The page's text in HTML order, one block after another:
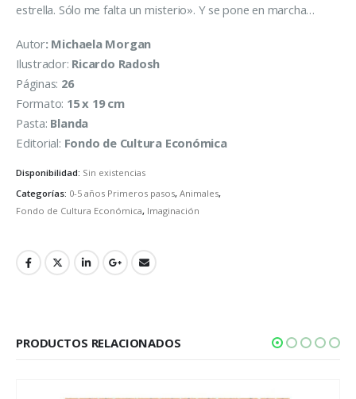
estrella. Sólo me falta un misterio». Y se pone en marcha…
Autor: Michaela Morgan
Ilustrador: Ricardo Radosh
Páginas: 26
Formato: 15 x 19 cm
Pasta: Blanda
Editorial: Fondo de Cultura Económica
Disponibilidad: Sin existencias
Categorías: 0-5 años Primeros pasos, Animales,
Fondo de Cultura Económica, Imaginación
PRODUCTOS RELACIONADOS